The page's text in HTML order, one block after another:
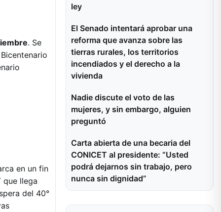
. Se
en un fin
que llega
del 40°
ley
El Senado intentará aprobar una
reforma que avanza sobre las
tierras rurales, los territorios
incendiados y el derecho a la
vivienda
Nadie discute el voto de las
mujeres, y sin embargo, alguien
preguntó
Carta abierta de una becaria del
CONICET al presidente: “Usted
podrá dejarnos sin trabajo, pero
nunca sin dignidad”